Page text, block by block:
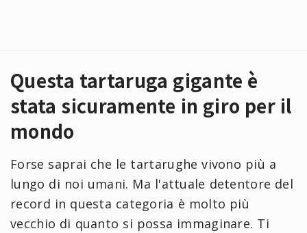
Questa tartaruga gigante è
stata sicuramente in giro per il
mondo
Forse saprai che le tartarughe vivono più a
lungo di noi umani. Ma l'attuale detentore del
record in questa categoria è molto più
vecchio di quanto si possa immaginare. Ti